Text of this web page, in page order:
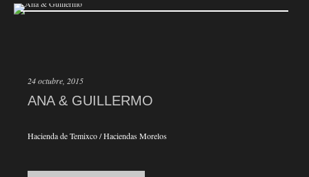
24 octubre, 2015
ANA & GUILLERMO
Hacienda de Temixco / Haciendas Morelos